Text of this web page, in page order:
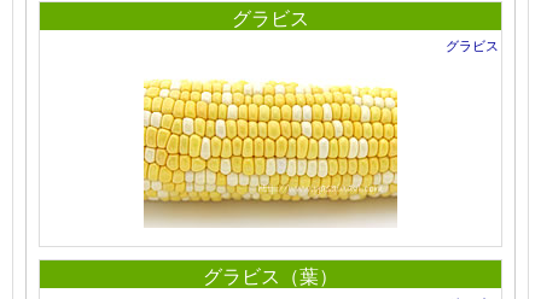
グラビス
グラビス
グラビス（葉）